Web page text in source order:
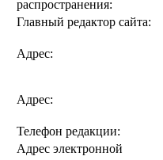
распространения:
Главный редактор сайта:
Адрес:
Адрес:
Телефон редакции:
Адрес электронной